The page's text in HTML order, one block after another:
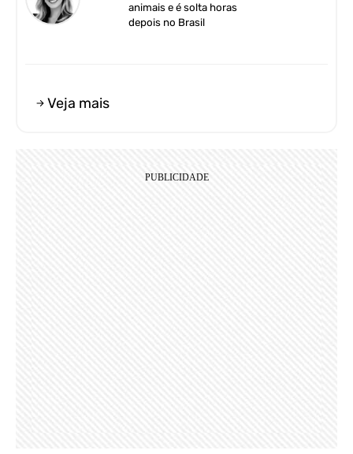
animais e é solta horas
depois no Brasil
Veja mais